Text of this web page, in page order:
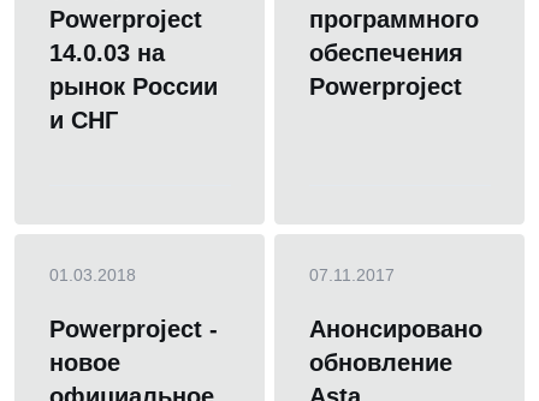
Powerproject
14.0.03 на
рынок России
и СНГ
программного
обеспечения
Powerproject
01.03.2018
Powerproject -
новое
07.11.2017
Анонсировано
обновление